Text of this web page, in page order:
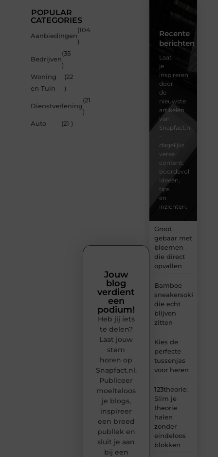
POPULAR
CATEGORIES
Aanbiedingen
(104
)
Bedrijven
(35
)
Woning
en Tuin
(22
)
Dienstverlening
(21
)
Auto
(21 )
Recente
berichten
Laat
je
inspireren
door
de
nieuwste
artikelen
van
Snapfact.nl
–
dagelijks
verse
content,
boordevol
ideeën,
tips
en
inzichten.
Groot
gebaar met
bloemen
die direct
opvallen
Bamboe
sneakersokken
die echt
blijven
zitten
Kies de
perfecte
tussenjas
voor heren
123theorie:
Slim je
theorie
halen
zonder
eindeloos
blokken
Jouw
blog
verdient
een
podium!
Heb jij iets
te delen?
Laat jouw
stem
horen op
Snapfact.nl.
Publiceer
moeiteloos
je blogs,
inspireer
een breed
publiek en
sluit je aan
bij een